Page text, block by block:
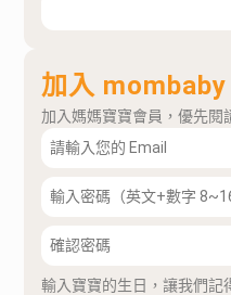
加入 mombaby
加入媽媽寶寶會員，優先閱
輸入寶寶的生日，讓我們記